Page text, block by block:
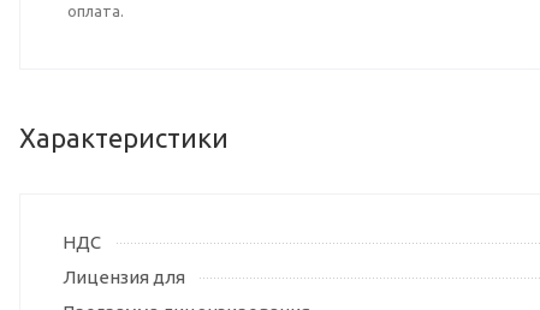
оплата.
Характеристики
НДС
Лицензия для